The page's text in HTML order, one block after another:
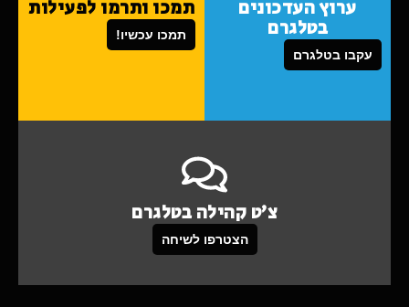
ערוץ העדכונים
בטלגרם
עקבו בטלגרם
תמכו ותרמו לפעילות
תמכו עכשיו!
צ'ט קהילה בטלגרם
הצטרפו לשיחה